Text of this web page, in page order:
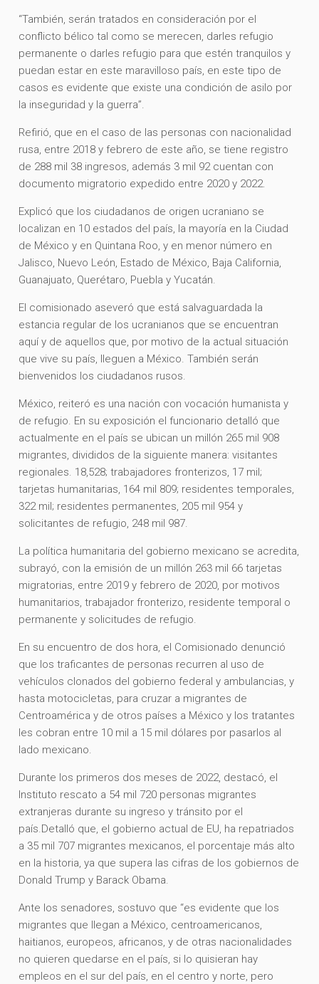
“También, serán tratados en consideración por el
conflicto bélico tal como se merecen, darles refugio
permanente o darles refugio para que estén tranquilos y
puedan estar en este maravilloso país, en este tipo de
casos es evidente que existe una condición de asilo por
la inseguridad y la guerra”.
Refirió, que en el caso de las personas con nacionalidad
rusa, entre 2018 y febrero de este año, se tiene registro
de 288 mil 38 ingresos, además 3 mil 92 cuentan con
documento migratorio expedido entre 2020 y 2022.
Explicó que los ciudadanos de origen ucraniano se
localizan en 10 estados del país, la mayoría en la Ciudad
de México y en Quintana Roo, y en menor número en
Jalisco, Nuevo León, Estado de México, Baja California,
Guanajuato, Querétaro, Puebla y Yucatán.
El comisionado aseveró que está salvaguardada la
estancia regular de los ucranianos que se encuentran
aquí y de aquellos que, por motivo de la actual situación
que vive su país, lleguen a México. También serán
bienvenidos los ciudadanos rusos.
México, reiteró es una nación con vocación humanista y
de refugio. En su exposición el funcionario detalló que
actualmente en el país se ubican un millón 265 mil 908
migrantes, divididos de la siguiente manera: visitantes
regionales. 18,528; trabajadores fronterizos, 17 mil;
tarjetas humanitarias, 164 mil 809; residentes temporales,
322 mil; residentes permanentes, 205 mil 954 y
solicitantes de refugio, 248 mil 987.
La política humanitaria del gobierno mexicano se acredita,
subrayó, con la emisión de un millón 263 mil 66 tarjetas
migratorias, entre 2019 y febrero de 2020, por motivos
humanitarios, trabajador fronterizo, residente temporal o
permanente y solicitudes de refugio.
En su encuentro de dos hora, el Comisionado denunció
que los traficantes de personas recurren al uso de
vehículos clonados del gobierno federal y ambulancias, y
hasta motocicletas, para cruzar a migrantes de
Centroamérica y de otros países a México y los tratantes
les cobran entre 10 mil a 15 mil dólares por pasarlos al
lado mexicano.
Durante los primeros dos meses de 2022, destacó, el
Instituto rescato a 54 mil 720 personas migrantes
extranjeras durante su ingreso y tránsito por el
país.Detalló que, el gobierno actual de EU, ha repatriados
a 35 mil 707 migrantes mexicanos, el porcentaje más alto
en la historia, ya que supera las cifras de los gobiernos de
Donald Trump y Barack Obama.
Ante los senadores, sostuvo que “es evidente que los
migrantes que llegan a México, centroamericanos,
haitianos, europeos, africanos, y de otras nacionalidades
no quieren quedarse en el país, si lo quisieran hay
empleos en el sur del país, en el centro y norte, pero